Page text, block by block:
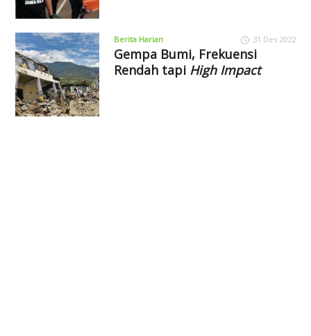
Berita Harian 31 Des 2022
Gempa Bumi, Frekuensi
Rendah tapi High Impact